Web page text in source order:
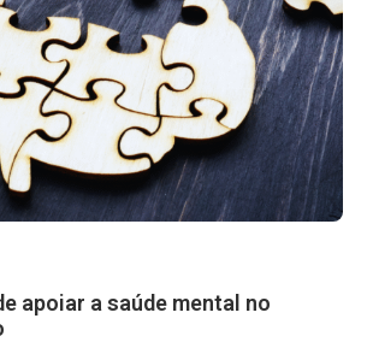
apoiar a saúde mental no